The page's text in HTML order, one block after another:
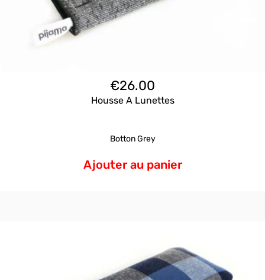
€26.00
Housse A Lunettes
Botton Grey
Ajouter au panier